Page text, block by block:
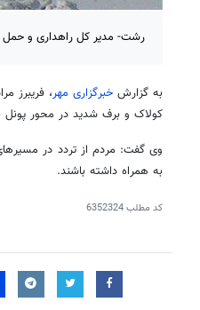
رشت- مدیر کل راهداری و حمل
به گزارشخبرگزاری مهر، فریبرز
کولاک و برف شدید در محور پونل
وی گفت: مردم از تردد در
به همراه داشته باشند.
کد مطلب6352324